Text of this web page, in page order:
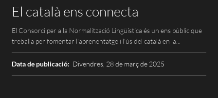
El català ens connecta
El Consorci per a la Normalització Lingüística és un ens públic que
treballa per fomentar l'aprenentatge i l'ús del català en la...
Data de publicació: Divendres, 28 de març de 2025